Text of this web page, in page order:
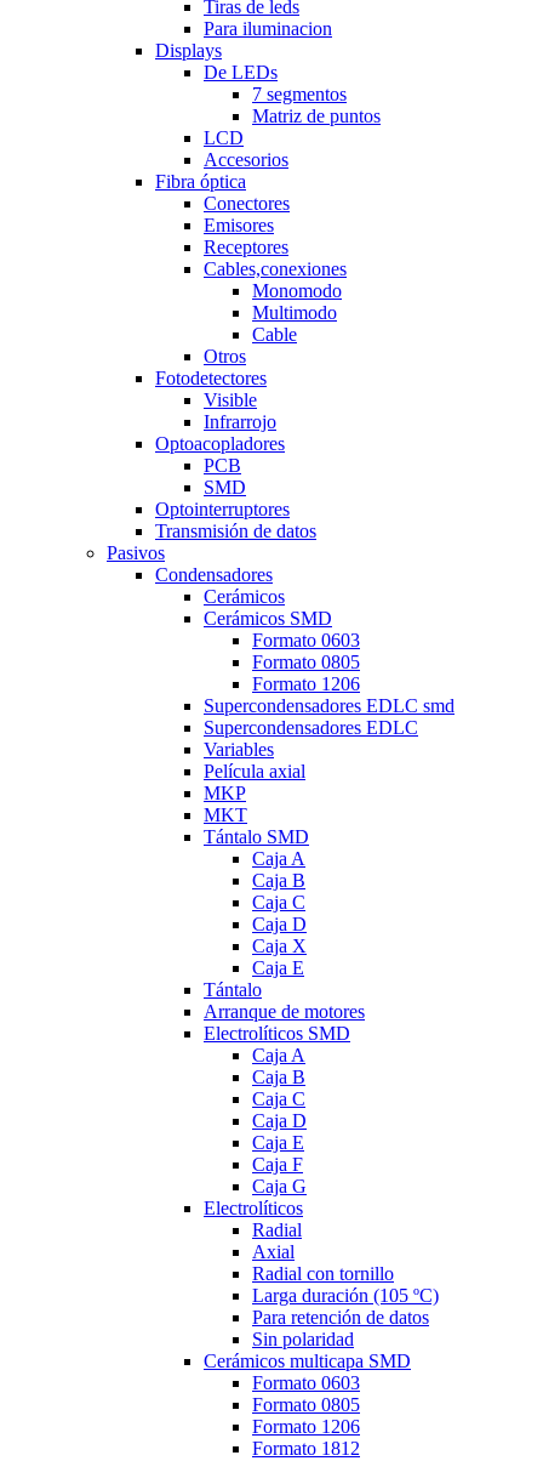
Tiras de leds
Para iluminacion
Displays
De LEDs
7 segmentos
Matriz de puntos
LCD
Accesorios
Fibra óptica
Conectores
Emisores
Receptores
Cables,conexiones
Monomodo
Multimodo
Cable
Otros
Fotodetectores
Visible
Infrarrojo
Optoacopladores
PCB
SMD
Optointerruptores
Transmisión de datos
Pasivos
Condensadores
Cerámicos
Cerámicos SMD
Formato 0603
Formato 0805
Formato 1206
Supercondensadores EDLC smd
Supercondensadores EDLC
Variables
Película axial
MKP
MKT
Tántalo SMD
Caja A
Caja B
Caja C
Caja D
Caja X
Caja E
Tántalo
Arranque de motores
Electrolíticos SMD
Caja A
Caja B
Caja C
Caja D
Caja E
Caja F
Caja G
Electrolíticos
Radial
Axial
Radial con tornillo
Larga duración (105 ºC)
Para retención de datos
Sin polaridad
Cerámicos multicapa SMD
Formato 0603
Formato 0805
Formato 1206
Formato 1812